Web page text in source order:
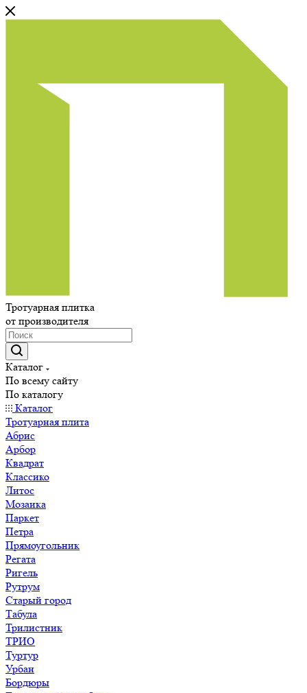
Тротуарная плитка
от производителя
Каталог
По всему сайту
По каталогу
Каталог
Тротуарная плита
Абрис
Арбор
Квадрат
Классико
Литос
Мозаика
Паркет
Петра
Прямоугольник
Регата
Ригель
Рутрум
Старый город
Табула
Трилистник
ТРИО
Туртур
Урбан
Бордюры